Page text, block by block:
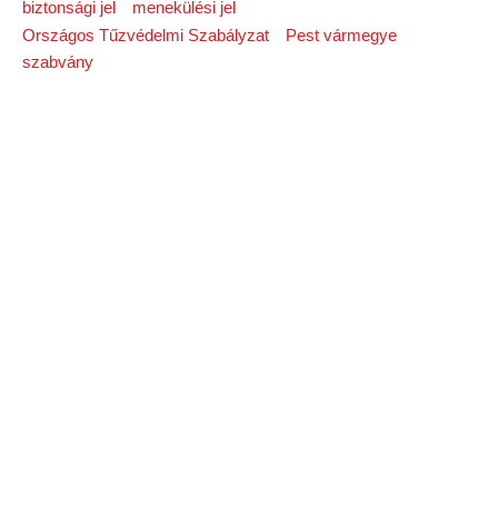
biztonsági jel
menekülési jel
Országos Tűzvédelmi Szabályzat
Pest vármegye
szabvány